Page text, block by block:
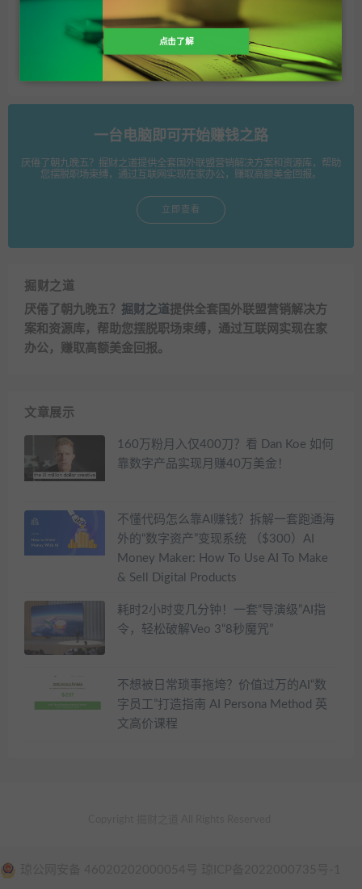
用户真实反馈（四） 用户项目真实收益
一台电脑即可开始赚钱之路
厌倦了朝九晚五？掘财之道提供全套国外联盟营销解决方案和资源库，帮助
您摆脱职场束缚，通过互联网实现在家办公，赚取高额美金回报。
立即查看
掘财之道
厌倦了朝九晚五？ 掘财之道提供全套国外联盟营销解决方
案和资源库，帮助您摆脱职场束缚，通过互联网实现在家
办公，赚取高额美金回报。
文章展示
160万粉月入仅400刀？看 Dan Koe 如何
靠数字产品实现月赚40万美金！
不懂代码怎么靠AI赚钱？拆解一套跑通海
外的“数字资产”变现系统 （$300）AI
Money Maker: How To Use AI To Make
& Sell Digital Products
耗时2小时变几分钟！一套“导演级”AI指
令，轻松破解Veo 3“8秒魔咒”
不想被日常琐事拖垮？价值过万的AI“数
字员工”打造指南 AI Persona Method 英
文高价课程
点击了解